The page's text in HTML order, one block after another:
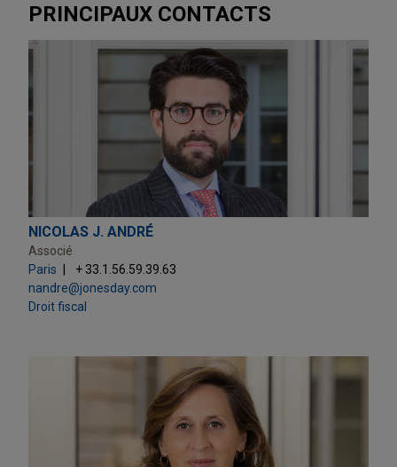
PRINCIPAUX CONTACTS
NICOLAS J. ANDRÉ
Associé
Paris
+ 33.1.56.59.39.63
nandre@jonesday.com
Droit fiscal